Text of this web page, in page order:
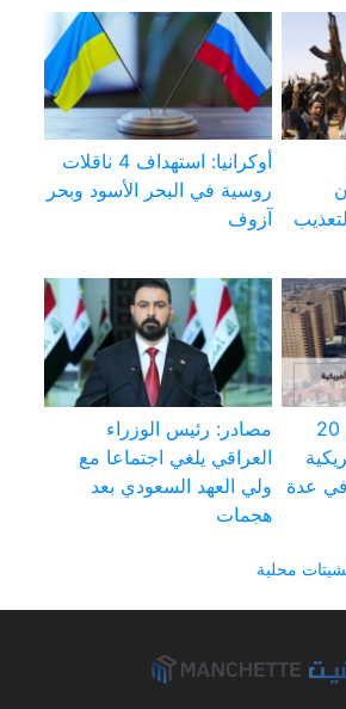
أوكرانيا: استهداف 4 ناقلات
روسية في البحر الأسود وبحر
آزوف
الحشد الشعبي: مقتل 20
في عدة
مصادر: رئيس الوزراء
العراقي يلغي اجتماعا مع
ولي العهد السعودي بعد
هجمات
محلية